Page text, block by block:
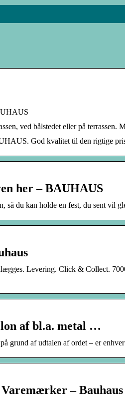
ved bålstedet eller på
God kvalitet til den rigtige
her – BAUHAUS
så du kan holde en fest, du sent vil
Levering. Click & Collect.
af bl.a. metal …
grund af udtalen af ordet – er
– Bauhaus